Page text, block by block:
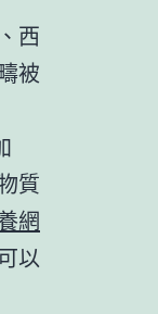
西
被
質
網
以